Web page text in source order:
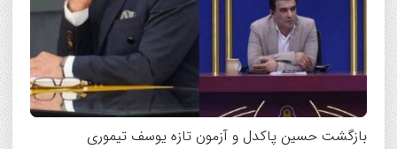
بازگشت حسین پاکدل و آزمون تازه یوسف تیموری